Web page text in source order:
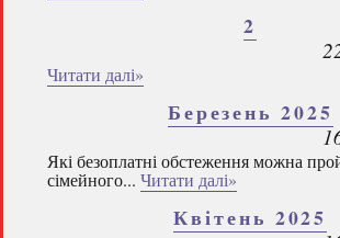
2
Читати далі»
Березень 2025
Які безоплатні обстеження можна
сімейного... Читати далі»
Квітень 2025